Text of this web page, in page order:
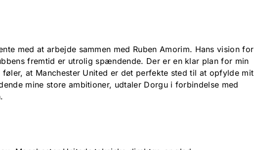
med at arbejde sammen med Ruben Amorim. Hans vision for
fremtid er utrolig spændende. Der er en klar plan for min
at Manchester United er det perfekte sted til at opfylde mit
mine store ambitioner, udtaler Dorgu i forbindelse med